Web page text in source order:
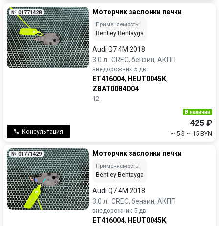
№ 01771428 Моторчик заслонки печки
Применяемость:
Bentley Bentayga
Audi Q7 4M 2018
3.0 л., CREC, бензин, АКПП
внедорожник 5 дв.
ET416004, HEUT0045K,
ZBAT0084D04
12
Консультация
В наличии
425 ₽
~ 5 $ ~ 15 BYN
№ 01771429 Моторчик заслонки печки
Применяемость:
Bentley Bentayga
Audi Q7 4M 2018
3.0 л., CREC, бензин, АКПП
внедорожник 5 дв.
ET416004, HEUT0045K,